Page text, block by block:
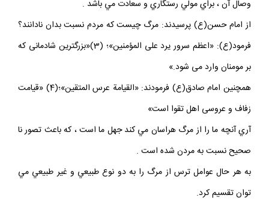
وصال آن ، براي مولي رستگاري و سعادت مي باشد .
از امام حسن(ع) پرسيدند: مرگ چيست كه مردم نسبت بدان نادانند؟
فرمود(ع): «اعظم سرور يرد على المؤمنين»؛ (3)«بزرگترين شادمانى كه
بر مومنان وارد مى‏ شود.»
همچنين امام صادق(ع) فرمودند: «القيامة عرس المتقين»؛(4) «قيامت
زفاف و عروسى اهل تقوا است»
آري آنچه ما را از مرگ هراسان مي كند جهل ما است ، كه باعث تصور نا
صحيح نسبت به مردن شده است .
به هر حال عوامل ترس از مرگ را به دو نوع طبيعي و غير طبيعي مي
توان تقسيم كرد.